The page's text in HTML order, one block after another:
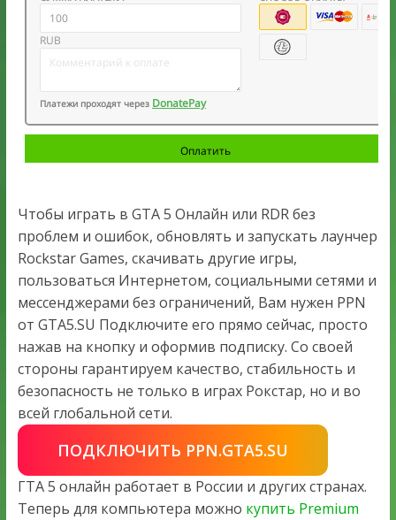
Чтобы играть в GTA 5 Онлайн или RDR без
проблем и ошибок, обновлять и запускать лаунчер
Rockstar Games, скачивать другие игры,
пользоваться Интернетом, социальными сетями и
мессенджерами без ограничений, Вам нужен PPN
от GTA5.SU Подключите его прямо сейчас, просто
нажав на кнопку и оформив подписку. Со своей
стороны гарантируем качество, стабильность и
безопасность не только в играх Рокстар, но и во
всей глобальной сети.
ПОДКЛЮЧИТЬ PPN.GTA5.SU
ГТА 5 онлайн работает в России и других странах.
Теперь для компьютера можно купить Premium